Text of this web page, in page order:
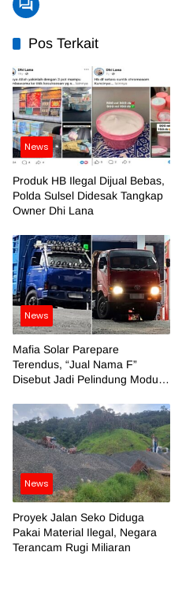
Pos Terkait
News
Produk HB Ilegal Dijual Bebas,
Polda Sulsel Didesak Tangkap
Owner Dhi Lana
News
Mafia Solar Parepare
Terendus, “Jual Nama F”
Disebut Jadi Pelindung Modus
News
Proyek Jalan Seko Diduga
Pakai Material Ilegal, Negara
Terancam Rugi Miliaran